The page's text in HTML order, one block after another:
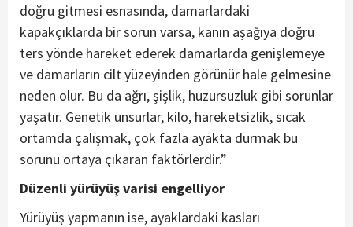
doğru gitmesi esnasında, damarlardaki
kapakçıklarda bir sorun varsa, kanın aşağıya doğru
ters yönde hareket ederek damarlarda genişlemeye
ve damarların cilt yüzeyinden görünür hale gelmesine
neden olur. Bu da ağrı, şişlik, huzursuzluk gibi sorunlar
yaşatır. Genetik unsurlar, kilo, hareketsizlik, sıcak
ortamda çalışmak, çok fazla ayakta durmak bu
sorunu ortaya çıkaran faktörlerdir.”
Düzenli yürüyüş varisi engelliyor
Yürüyüş yapmanın ise, ayaklardaki kasları